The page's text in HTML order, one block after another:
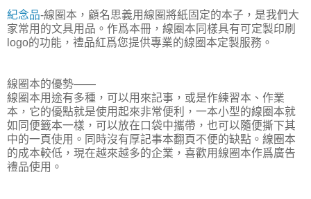
紀念品-線圈本，顧名思義用線圈將紙固定的本子，是我們大
家常用的文具用品。作爲本冊，線圈本同樣具有可定製印刷
logo的功能，禮品紅爲您提供專業的線圈本定製服務。
線圈本的優勢——
線圈本用途有多種，可以用來記事，或是作練習本、作業
本，它的優點就是使用起來非常便利，一本小型的線圈本就
如同便籤本一樣，可以放在口袋中攜帶，也可以隨便撕下其
中的一頁使用。同時沒有厚記事本翻頁不便的缺點。線圈本
的成本較低，現在越來越多的企業，喜歡用線圈本作爲廣告
禮品使用。